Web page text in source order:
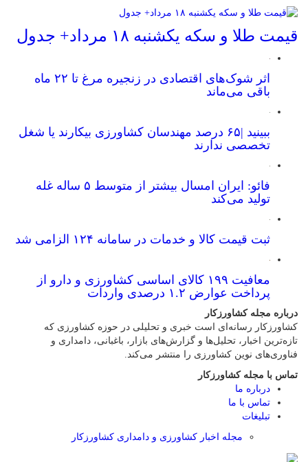
قیمت طلا و سکه یکشنبه ۱۸ مرداد+ جدول
اثر شوک‌های اقتصادی در زنجیره مرغ تا ۲۲ ماه
باقی می‌ماند
ببینید |۶۵ درصد مهندسان کشاورزی بیکارند یا شغل
تخصصی ندارند
فائو: ایران امسال بیشتر از متوسط ۵ ساله غله
تولید می‌کند
ثبت قیمت کالا و خدمات در سامانه ۱۲۴ الزامی شد
معافیت ۱۹۹ کالای اساسی کشاورزی و دارو از
پرداخت عوارض ۱.۲ درصدی واردات
درباره مجله کشاورزکار
کشاورزکار رسانه‌ای است خبری و تحلیلی در حوزه کشاورزی که
تازه‌ترین اخبار، تحلیل‌ها و گزارش‌های بازار، باغبانی، دامداری و
فناوری‌های نوین کشاورزی را منتشر می‌کند.
تماس با مجله کشاورزکار
درباره ما
تماس با ما
تبلیغات
مجله اخبار کشاورزی و دامداری کشاورزکار